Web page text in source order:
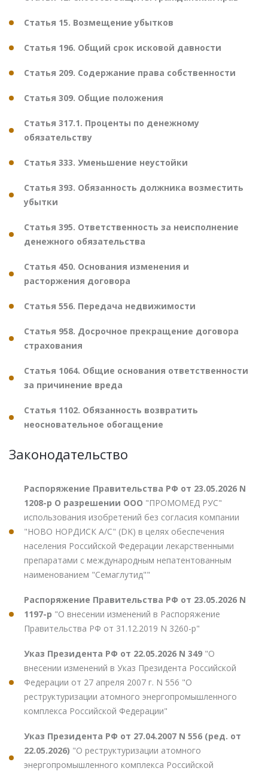
Статья 15. Возмещение убытков
Статья 196. Общий срок исковой давности
Статья 209. Содержание права собственности
Статья 309. Общие положения
Статья 317.1. Проценты по денежному
обязательству
Статья 333. Уменьшение неустойки
Статья 393. Обязанность должника возместить
убытки
Статья 395. Ответственность за неисполнение
денежного обязательства
Статья 450. Основания изменения и
расторжения договора
Статья 556. Передача недвижимости
Статья 958. Досрочное прекращение договора
страхования
Статья 1064. Общие основания ответственности
за причинение вреда
Статья 1102. Обязанность возвратить
неосновательное обогащение
Законодательство
Распоряжение Правительства РФ от 23.05.2026 N
1208-р О разрешении ООО "ПРОМОМЕД РУС"
использования изобретений без согласия компании
"НОВО НОРДИСК А/С" (DK) в целях обеспечения
населения Российской Федерации лекарственными
препаратами с международным непатентованным
наименованием "Семаглутид""
Распоряжение Правительства РФ от 23.05.2026 N
1197-р "О внесении изменений в Распоряжение
Правительства РФ от 31.12.2019 N 3260-р"
Указ Президента РФ от 22.05.2026 N 349 "О
внесении изменений в Указ Президента Российской
Федерации от 27 апреля 2007 г. N 556 "О
реструктуризации атомного энергопромышленного
комплекса Российской Федерации"
Указ Президента РФ от 27.04.2007 N 556 (ред. от
22.05.2026) "О реструктуризации атомного
энергопромышленного комплекса Российской